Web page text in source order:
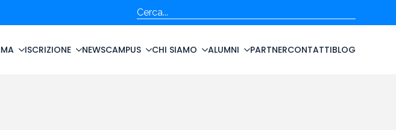
Cerca
ISCRIZIONE NEWSCAMPUS CHI SIAMO ALUMNI PARTNERCONTATTIBLOG